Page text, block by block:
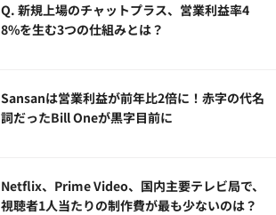
Q. 新規上場のチャットプラス、営業利益率4
8%を生む3つの仕組みとは？
Sansanは営業利益が前年比2倍に！赤字の代名
詞だったBill Oneが黒字目前に
Netflix、Prime Video、国内主要テレビ局で、
視聴者1人当たりの制作費が最も少ないのは？